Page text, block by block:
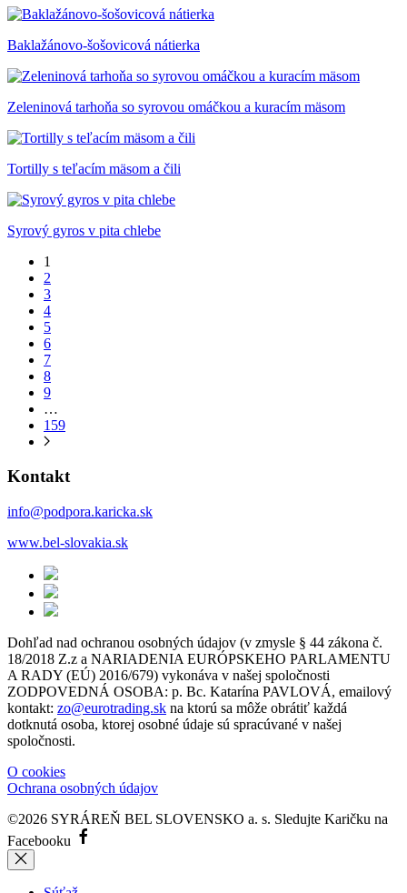
Baklažánovo-šošovicová nátierka
Zeleninová tarhoňa so syrovou omáčkou a kuracím mäsom
Tortilly s teľacím mäsom a čili
Syrový gyros v pita chlebe
1
2
3
4
5
6
7
8
9
…
159
Kontakt
info@podpora.karicka.sk
www.bel-slovakia.sk
Dohľad nad ochranou osobných údajov (v zmysle § 44 zákona č.
18/2018 Z.z a NARIADENIA EURÓPSKEHO PARLAMENTU
A RADY (EÚ) 2016/679) vykonáva v našej spoločnosti
ZODPOVEDNÁ OSOBA: p. Bc. Katarína PAVLOVÁ, emailový
kontakt: zo@eurotrading.sk na ktorú sa môže obrátiť každá
dotknutá osoba, ktorej osobné údaje sú spracúvané v našej
spoločnosti.
O cookies
Ochrana osobných údajov
©2026 SYRÁREŇ BEL SLOVENSKO a. s. Sledujte Karičku na
Facebooku